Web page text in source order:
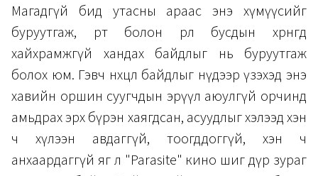
Магадгүй бид утасны араас энэ хүмүүсийг
буруутгаж, өөртөө болон өрөөл бусдын хөрөнгөд
хайхрамжгүй хандах байдлыг нь буруутгаж
болох юм. Гэвч нөхцөл байдлыг нүдээр үзэхэд энэ
хавийн оршин суугчдын эрүүл аюулгүй орчинд
амьдрах эрх бүрэн хаягдсан, асуудлыг хэлээд хэн
ч хүлээн авдаггүй, тоогддоггүй, хэн ч
анхаардаггүй яг л "Parasite" кино шиг дүр зураг